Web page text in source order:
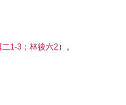
1-3；林後六2）。